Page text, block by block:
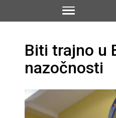
Biti trajno u
nazočnosti